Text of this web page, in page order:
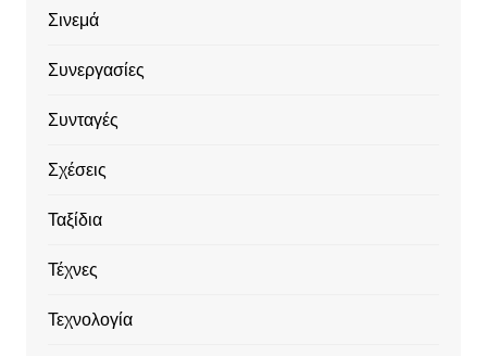
Σινεμά
Συνεργασίες
Συνταγές
Σχέσεις
Ταξίδια
Τέχνες
Τεχνολογία